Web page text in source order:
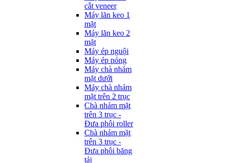
cắt veneer
Máy lăn keo 1
mặt
Máy lăn keo 2
mặt
Máy ép nguội
Máy ép nóng
Máy chà nhám
mặt dưới
Máy chà nhám
mặt trên 2 trục
Chà nhám mặt
trên 3 trục -
Đưa phôi roller
Chà nhám mặt
trên 3 trục -
Đưa phôi băng
tải